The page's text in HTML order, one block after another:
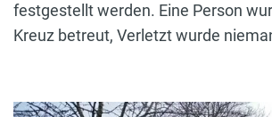
festgestellt werden. Eine Person
Kreuz betreut, Verletzt wurde